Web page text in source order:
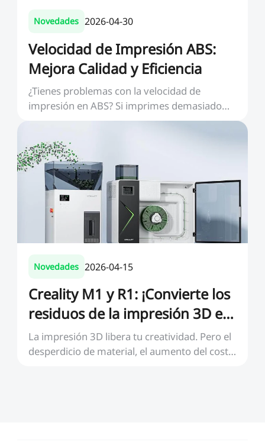
Novedades 2026-04-30
Velocidad de Impresión ABS:
Mejora Calidad y Eficiencia
¿Tienes problemas con la velocidad de
impresión en ABS? Si imprimes demasiado
rápido, pueden apar...
Novedades 2026-04-15
Creality M1 y R1: ¡Convierte los
residuos de la impresión 3D en
poder creativo!
La impresión 3D libera tu creatividad. Pero el
desperdicio de material, el aumento del coste